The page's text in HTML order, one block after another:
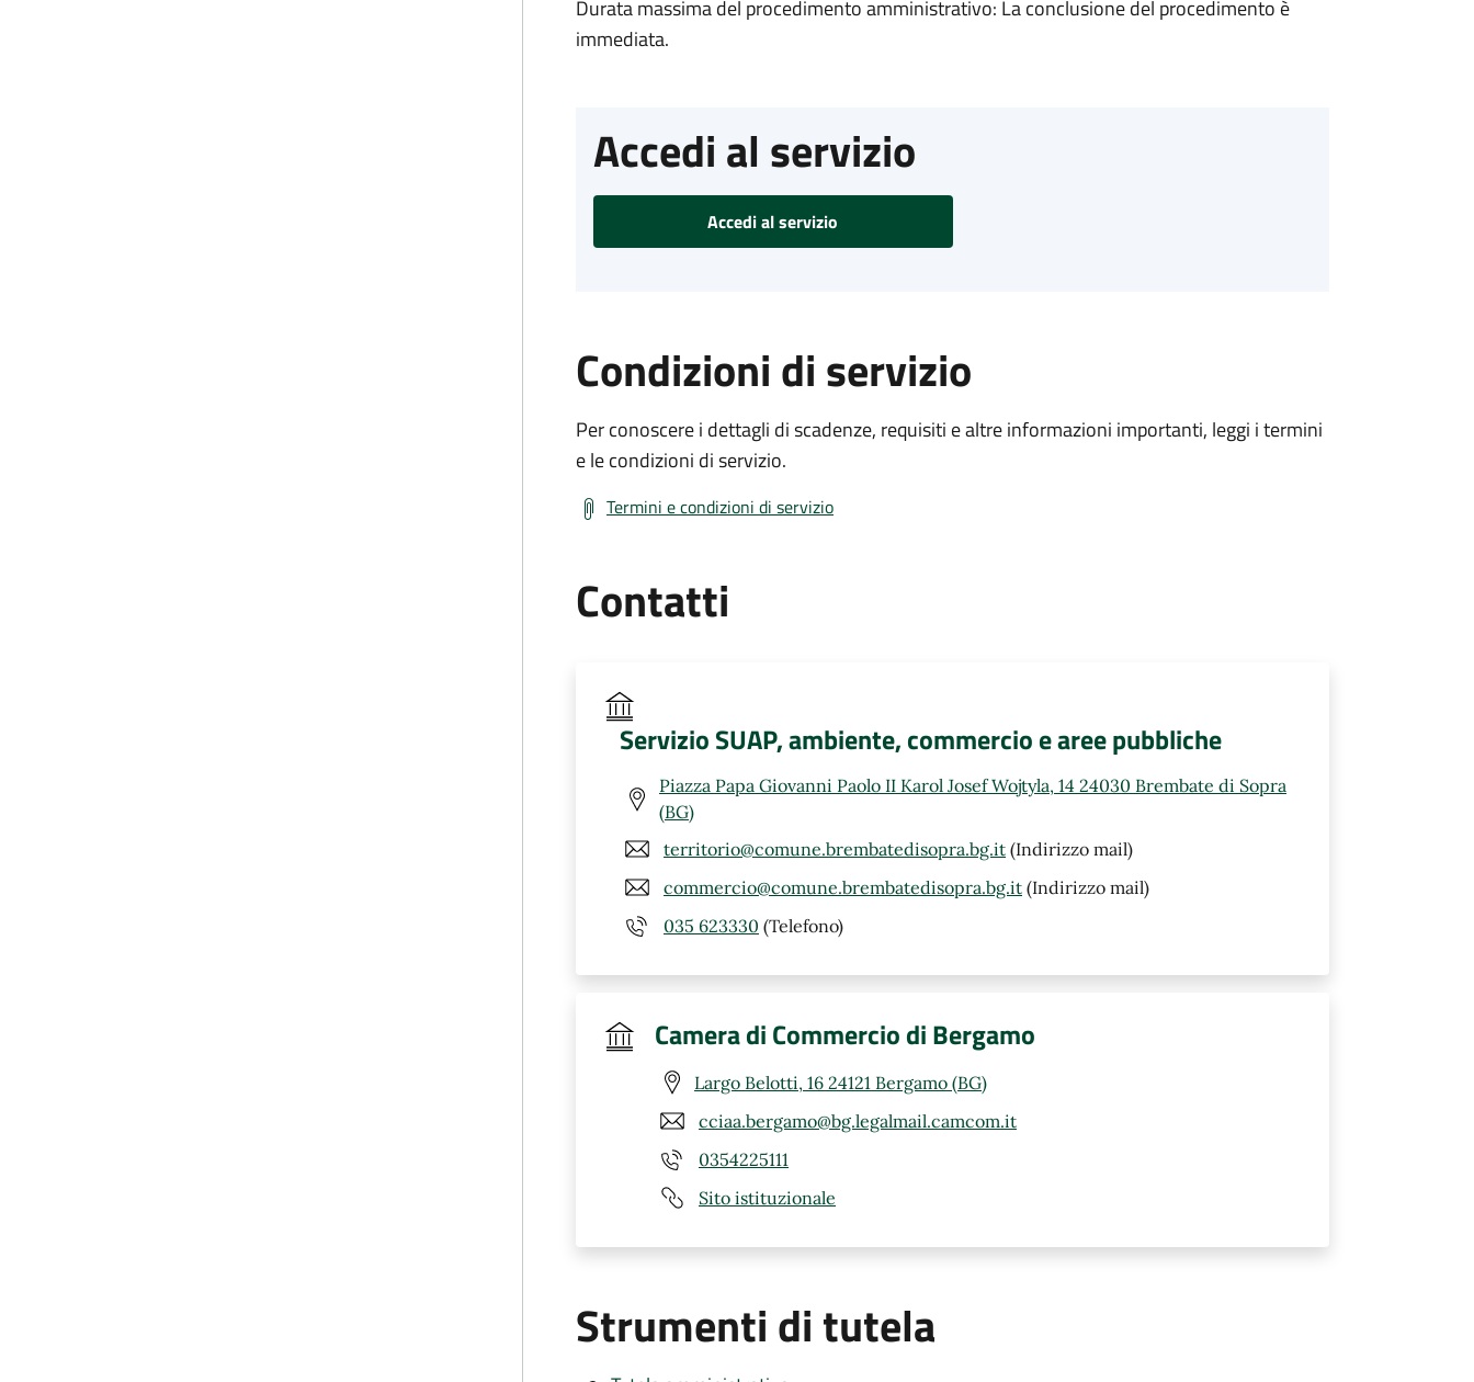
Durata massima del procedimento amministrativo: La conclusione del procedimento è
immediata.
Accedi al servizio
Accedi al servizio
Condizioni di servizio
Per conoscere i dettagli di scadenze, requisiti e altre informazioni importanti, leggi i termini
e le condizioni di servizio.
Termini e condizioni di servizio
Contatti
Servizio SUAP, ambiente, commercio e aree pubbliche
Piazza Papa Giovanni Paolo II Karol Josef Wojtyla, 14 24030 Brembate di Sopra
(BG)
territorio@comune.brembatedisopra.bg.it (Indirizzo mail)
commercio@comune.brembatedisopra.bg.it (Indirizzo mail)
035 623330 (Telefono)
Camera di Commercio di Bergamo
Largo Belotti, 16 24121 Bergamo (BG)
cciaa.bergamo@bg.legalmail.camcom.it
0354225111
Sito istituzionale
Strumenti di tutela